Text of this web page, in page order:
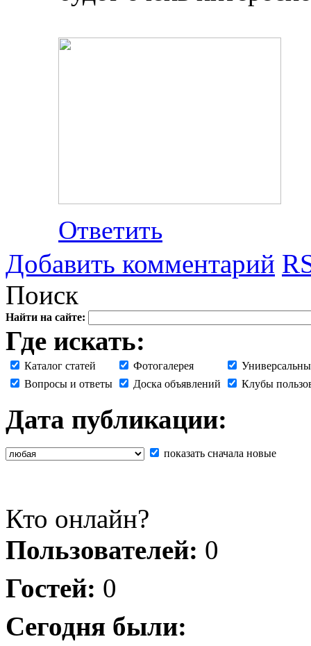
Ответить
Добавить комментарий
Поиск
Найти на сайте:
Где искать:
Каталог статей Фотогалерея
Вопросы и ответы
Доска объявлений Клубы
Дата публикации:
показать сначала новые
Кто онлайн?
Пользователей: 0
Гостей: 0
Сегодня были: